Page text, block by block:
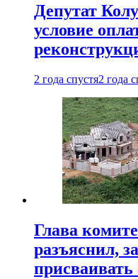
Депутат
условие
2 года спустя2 года
Глава
разъяснил,
присваивать